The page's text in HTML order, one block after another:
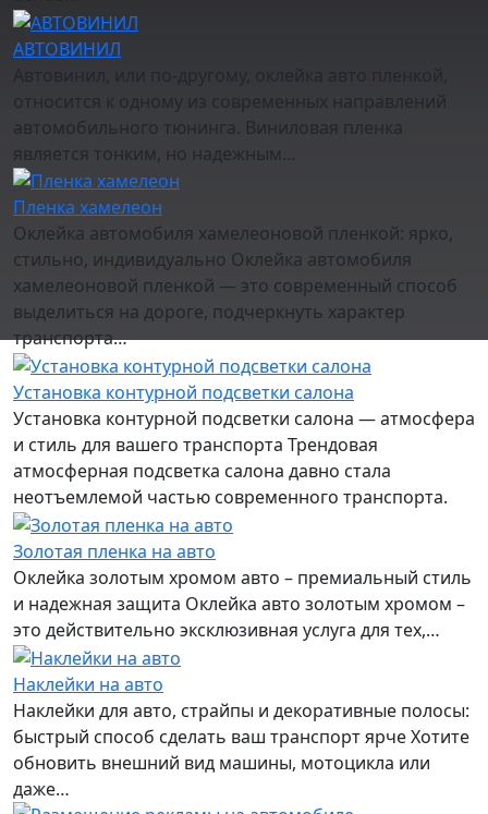
АВТОВИНИЛ
относится к одному из современных направлений
автомобильного тюнинга. Виниловая пленка
является тонким, но надежным…
Пленка хамелеон
Оклейка автомобиля хамелеоновой пленкой: ярко,
стильно, индивидуально Оклейка автомобиля
хамелеоновой пленкой — это современный способ
выделиться на дороге, подчеркнуть характер
транспорта…
Установка контурной подсветки салона
Установка контурной подсветки салона — атмосфера
и стиль для вашего транспорта Трендовая
атмосферная подсветка салона давно стала
неотъемлемой частью современного транспорта.
Золотая пленка на авто
Оклейка золотым хромом авто – премиальный стиль
и надежная защита Оклейка авто золотым хромом –
это действительно эксклюзивная услуга для тех,…
Наклейки на авто
Наклейки для авто, страйпы и декоративные полосы:
быстрый способ сделать ваш транспорт ярче Хотите
обновить внешний вид машины, мотоцикла или
даже…